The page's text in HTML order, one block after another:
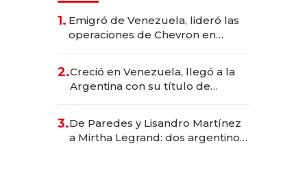
1. Emigró de Venezuela, lideró las
operaciones de Chevron en
2.Creció en Venezuela, llegó a la
Argentina con su título de
las marcas "fast premium"
3.De Paredes y Lisandro Martínez
a Mirtha Legrand: dos argentinos